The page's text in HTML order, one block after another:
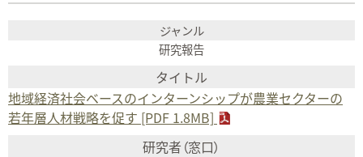
研究報告
地域経済社会ベースのインターンシップが農業セクターの
若年層人材戦略を促す [PDF 1.8MB]